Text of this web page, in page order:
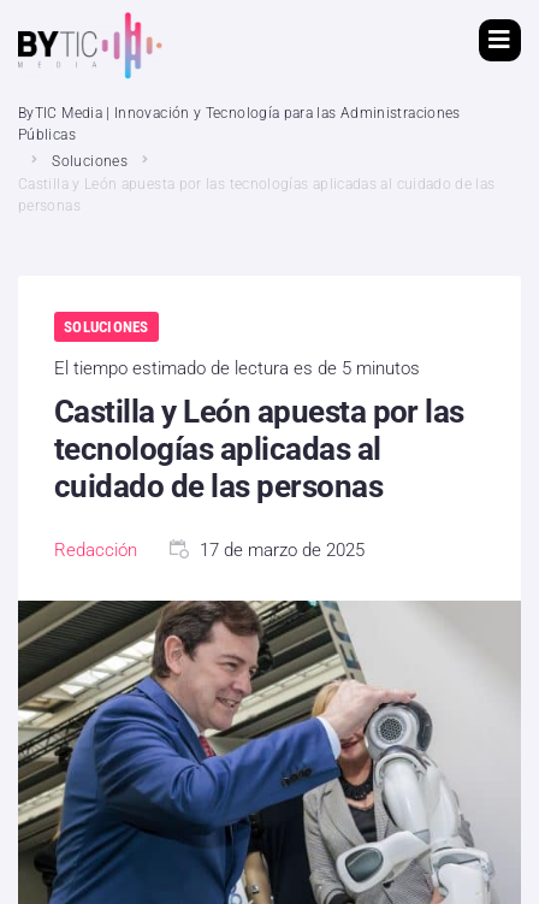
ByTIC Media | Innovación y Tecnología para las Administraciones
Públicas
Soluciones
Castilla y León apuesta por las tecnologías aplicadas al cuidado de las
personas
SOLUCIONES
El tiempo estimado de lectura es de 5 minutos
Castilla y León apuesta por las
tecnologías aplicadas al
cuidado de las personas
Redacción 17 de marzo de 2025